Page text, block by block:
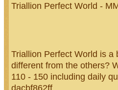
Triallion Perfect World -
Triallion Perfect World is a
different from the others?
110 - 150 including daily
dacbf862ff